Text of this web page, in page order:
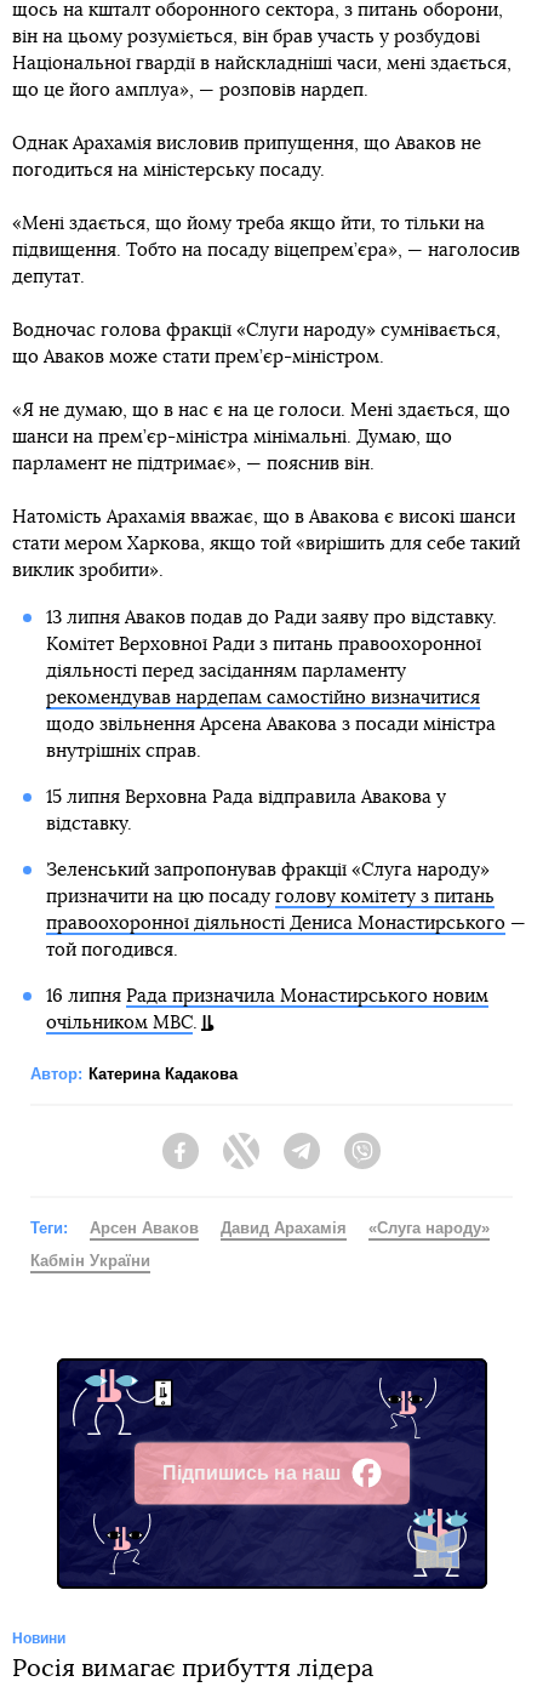
щось на кшталт оборонного сектора, з питань оборони,
він на цьому розуміється, він брав участь у розбудові
Національної гвардії в найскладніші часи, мені здається,
що це його амплуа», — розповів нардеп.
Однак Арахамія висловив припущення, що Аваков не
погодиться на міністерську посаду.
«Мені здається, що йому треба якщо йти, то тільки на
підвищення. Тобто на посаду віцепрем’єра», — наголосив
депутат.
Водночас голова фракції «Слуги народу» сумнівається,
що Аваков може стати прем’єр-міністром.
«Я не думаю, що в нас є на це голоси. Мені здається, що
шанси на прем’єр-міністра мінімальні. Думаю, що
парламент не підтримає», — пояснив він.
Натомість Арахамія вважає, що в Авакова є високі шанси
стати мером Харкова, якщо той «вирішить для себе такий
виклик зробити».
13 липня Аваков подав до Ради заяву про відставку.
Комітет Верховної Ради з питань правоохоронної
діяльності перед засіданням парламенту
рекомендував нардепам самостійно визначитися
щодо звільнення Арсена Авакова з посади міністра
внутрішніх справ.
15 липня Верховна Рада відправила Авакова у
відставку.
Зеленський запропонував фракції «Слуга народу»
призначити на цю посаду голову комітету з питань
правоохоронної діяльності Дениса Монастирського—
той погодився.
16 липня Рада призначила Монастирського новим
очільником МВС.
Автор: Катерина Кадакова
FacebookTwitter Telegram
Теги: Арсен Аваков Давид Арахамія
«Слуга народу»
Кабмін України
Підпишись на наш
Facebook
Новини
Росія вимагає прибуття лідера